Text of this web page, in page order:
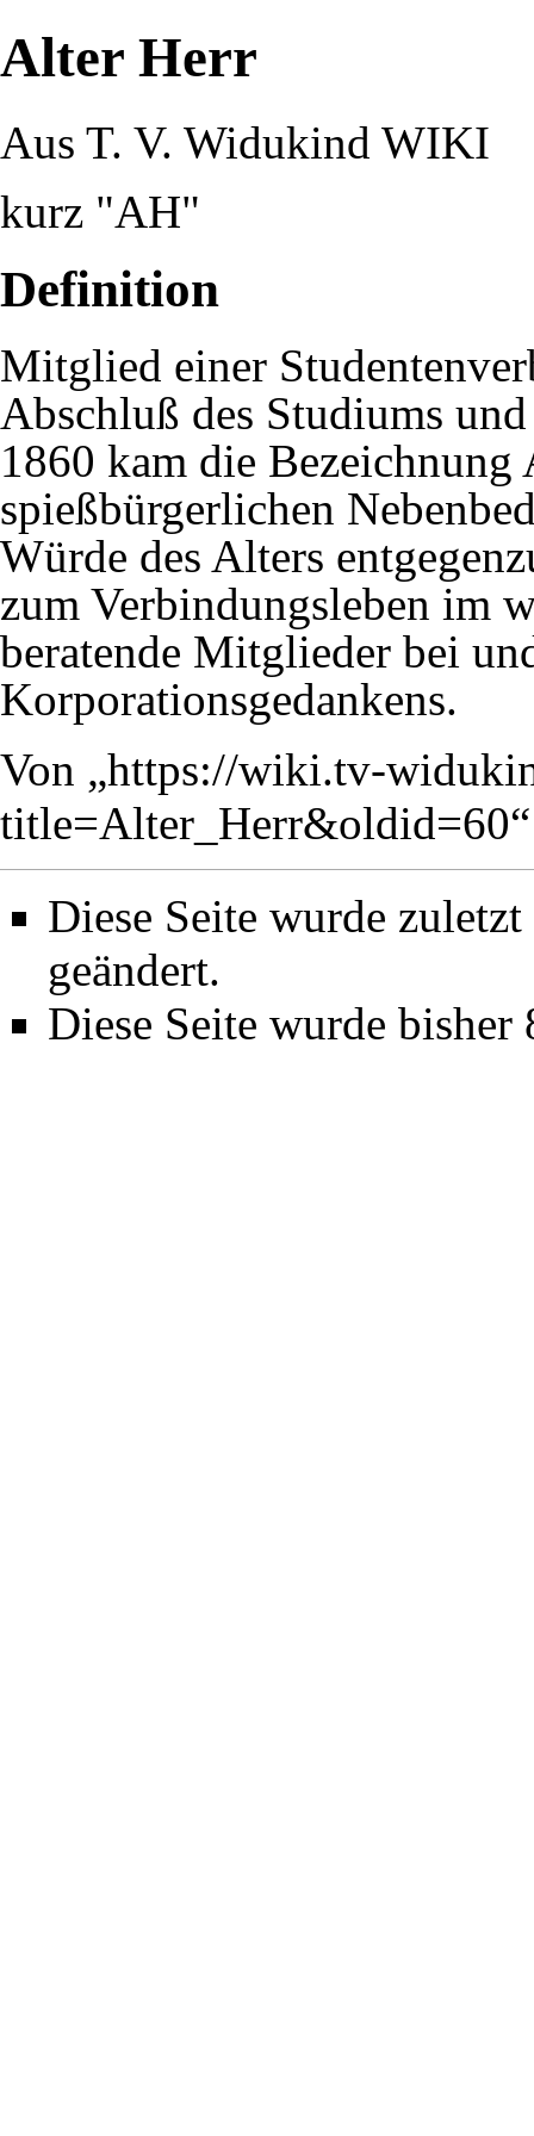
Alter Herr
Aus T. V. Widukind WIKI
kurz "AH"
Definition
Mitglied einer
Abschluß des Studiums
1860 kam die
spießbürgerlichen
Würde des Alters
zum Verbindungsleben im
beratende Mitglieder bei
Korporationsgedankens.
Von „https://wiki.tv-
title=Alter_Herr&oldid=60“
Diese Seite wurde
geändert.
Diese Seite wurde